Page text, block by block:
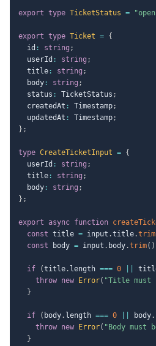
export type TicketStatus =
export type Ticket = {
  id
: string ;
  userId
: string ;
  title
: string ;
  body
: string ;
  status
: TicketStatus ;
  createdAt
: Timestamp;
  updatedAt
: Timestamp;
} ;
type CreateTicketInput = {
  userId
: string ;
  title
: string ;
  body
: string ;
} ;
export async function
const title = input .title.trim
const body = input . body.trim( )
if (title. length === 0
throw new Error( "Title must
}
if ( body. length === 0 body.
throw new Error( "Body must
}